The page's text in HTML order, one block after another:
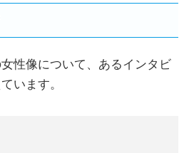
性像について、あるインタビ
います。